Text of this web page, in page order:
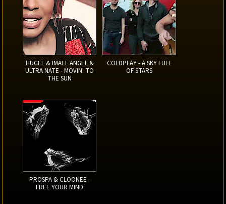
HUGEL & IMAEL ANGEL &
ULTRA NATE - MOVIN' TO
THE SUN
COLDPLAY - A SKY FULL
OF STARS
PROSPA & CLOONEE -
FREE YOUR MIND